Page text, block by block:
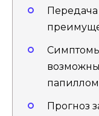
Симптомы
Прогноз